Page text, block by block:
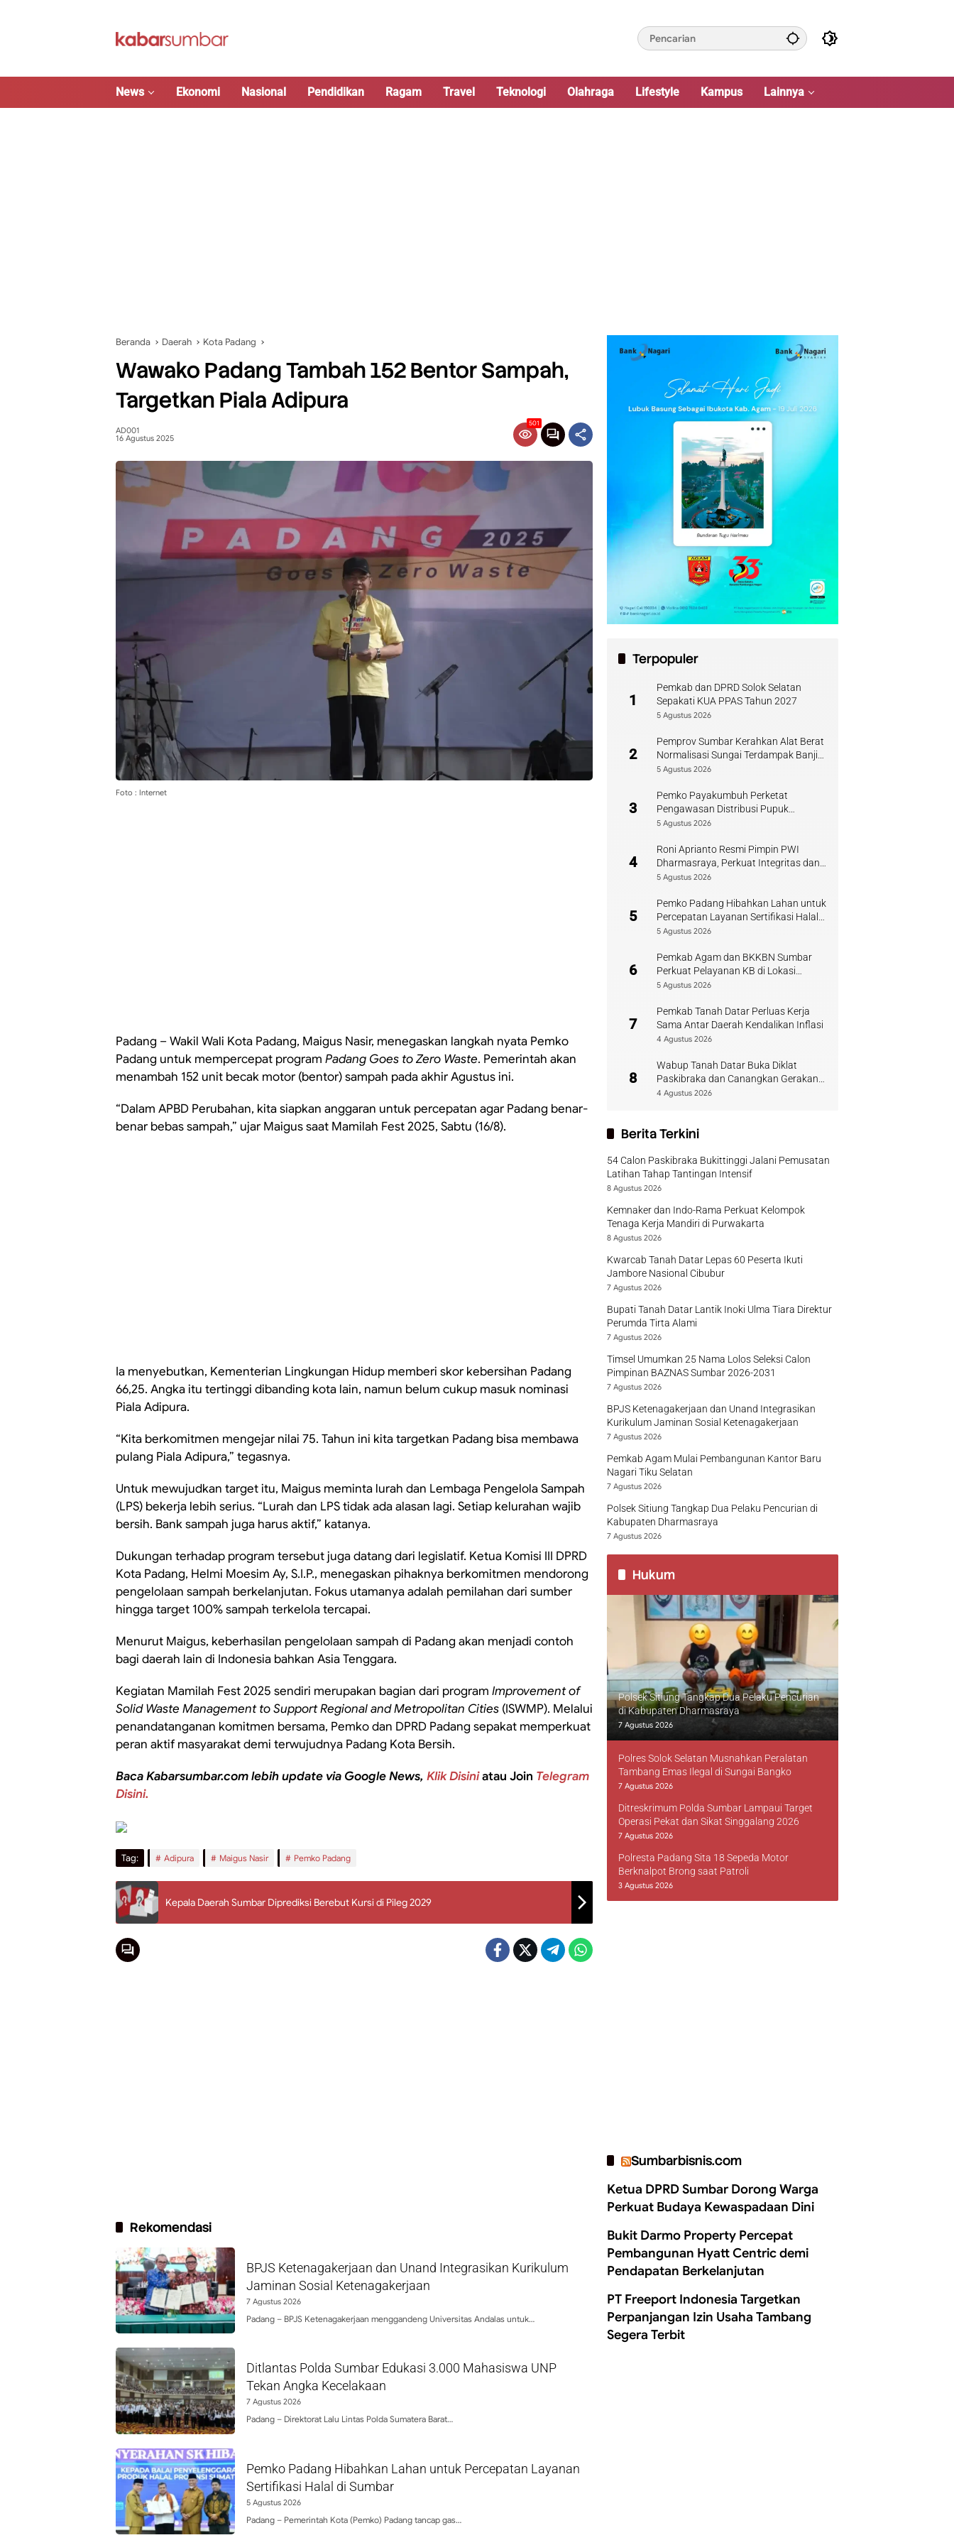
News Ekonomi Nasional Pendidikan Ragam Travel Teknologi Olahraga Lifestyle Kampus Lainnya
Beranda Daerah Kota Padang
Wawako Padang Tambah 152 Bentor Sampah,
Targetkan Piala Adipura
AD001
16 Agustus 2025
501
Foto : Internet
Padang – Wakil Wali Kota Padang, Maigus Nasir, menegaskan langkah nyata Pemko
Padang untuk mempercepat program Padang Goes to Zero Waste. Pemerintah akan
menambah 152 unit becak motor (bentor) sampah pada akhir Agustus ini.
“Dalam APBD Perubahan, kita siapkan anggaran untuk percepatan agar Padang benar-
benar bebas sampah,” ujar Maigus saat Mamilah Fest 2025, Sabtu (16/8).
Ia menyebutkan, Kementerian Lingkungan Hidup memberi skor kebersihan Padang
66,25. Angka itu tertinggi dibanding kota lain, namun belum cukup masuk nominasi
Piala Adipura.
“Kita berkomitmen mengejar nilai 75. Tahun ini kita targetkan Padang bisa membawa
pulang Piala Adipura,” tegasnya.
Untuk mewujudkan target itu, Maigus meminta lurah dan Lembaga Pengelola Sampah
(LPS) bekerja lebih serius. “Lurah dan LPS tidak ada alasan lagi. Setiap kelurahan wajib
bersih. Bank sampah juga harus aktif,” katanya.
Dukungan terhadap program tersebut juga datang dari legislatif. Ketua Komisi III DPRD
Kota Padang, Helmi Moesim Ay, S.I.P., menegaskan pihaknya berkomitmen mendorong
pengelolaan sampah berkelanjutan. Fokus utamanya adalah pemilahan dari sumber
hingga target 100% sampah terkelola tercapai.
Menurut Maigus, keberhasilan pengelolaan sampah di Padang akan menjadi contoh
bagi daerah lain di Indonesia bahkan Asia Tenggara.
Kegiatan Mamilah Fest 2025 sendiri merupakan bagian dari program Improvement of
Solid Waste Management to Support Regional and Metropolitan Cities (ISWMP). Melalui
penandatanganan komitmen bersama, Pemko dan DPRD Padang sepakat memperkuat
peran aktif masyarakat demi terwujudnya Padang Kota Bersih.
Baca Kabarsumbar.com lebih update via Google News, Klik Disiniatau Join Telegram
Disini.
Tag: Adipura Maigus Nasir Pemko Padang
Kepala Daerah Sumbar Diprediksi Berebut Kursi di Pileg 2029
Rekomendasi
BPJS Ketenagakerjaan dan Unand Integrasikan Kurikulum
Jaminan Sosial Ketenagakerjaan
7 Agustus 2026
Padang – BPJS Ketenagakerjaan menggandeng Universitas Andalas untuk…
Ditlantas Polda Sumbar Edukasi 3.000 Mahasiswa UNP
Tekan Angka Kecelakaan
7 Agustus 2026
Padang – Direktorat Lalu Lintas Polda Sumatera Barat…
Pemko Padang Hibahkan Lahan untuk Percepatan Layanan
Sertifikasi Halal di Sumbar
5 Agustus 2026
Padang – Pemerintah Kota (Pemko) Padang tancap gas…
Terpopuler
1
Pemkab dan DPRD Solok Selatan
Sepakati KUA PPAS Tahun 2027
5 Agustus 2026
2
Pemprov Sumbar Kerahkan Alat Berat
Normalisasi Sungai Terdampak Banjir
Kuranji
5 Agustus 2026
3
Pemko Payakumbuh Perketat
Pengawasan Distribusi Pupuk
Bersubsidi bagi Petani Lokal
5 Agustus 2026
4
Roni Aprianto Resmi Pimpin PWI
Dharmasraya, Perkuat Integritas dan
Kompetensi Jurnalis
5 Agustus 2026
5
Pemko Padang Hibahkan Lahan untuk
Percepatan Layanan Sertifikasi Halal
di Sumbar
5 Agustus 2026
6
Pemkab Agam dan BKKBN Sumbar
Perkuat Pelayanan KB di Lokasi
Bencana
5 Agustus 2026
7
Pemkab Tanah Datar Perluas Kerja
Sama Antar Daerah Kendalikan Inflasi
4 Agustus 2026
8
Wabup Tanah Datar Buka Diklat
Paskibraka dan Canangkan Gerakan
Bendera
4 Agustus 2026
Berita Terkini
54 Calon Paskibraka Bukittinggi Jalani Pemusatan
Latihan Tahap Tantingan Intensif
8 Agustus 2026
Kemnaker dan Indo-Rama Perkuat Kelompok
Tenaga Kerja Mandiri di Purwakarta
8 Agustus 2026
Kwarcab Tanah Datar Lepas 60 Peserta Ikuti
Jambore Nasional Cibubur
7 Agustus 2026
Bupati Tanah Datar Lantik Inoki Ulma Tiara Direktur
Perumda Tirta Alami
7 Agustus 2026
Timsel Umumkan 25 Nama Lolos Seleksi Calon
Pimpinan BAZNAS Sumbar 2026-2031
7 Agustus 2026
BPJS Ketenagakerjaan dan Unand Integrasikan
Kurikulum Jaminan Sosial Ketenagakerjaan
7 Agustus 2026
Pemkab Agam Mulai Pembangunan Kantor Baru
Nagari Tiku Selatan
7 Agustus 2026
Polsek Sitiung Tangkap Dua Pelaku Pencurian di
Kabupaten Dharmasraya
7 Agustus 2026
Hukum
Polsek Sitiung Tangkap Dua Pelaku Pencurian
di Kabupaten Dharmasraya
7 Agustus 2026
Polres Solok Selatan Musnahkan Peralatan
Tambang Emas Ilegal di Sungai Bangko
7 Agustus 2026
Ditreskrimum Polda Sumbar Lampaui Target
Operasi Pekat dan Sikat Singgalang 2026
7 Agustus 2026
Polresta Padang Sita 18 Sepeda Motor
Berknalpot Brong saat Patroli
3 Agustus 2026
Sumbarbisnis.com
Ketua DPRD Sumbar Dorong Warga
Perkuat Budaya Kewaspadaan Dini
Bukit Darmo Property Percepat
Pembangunan Hyatt Centric demi
Pendapatan Berkelanjutan
PT Freeport Indonesia Targetkan
Perpanjangan Izin Usaha Tambang
Segera Terbit